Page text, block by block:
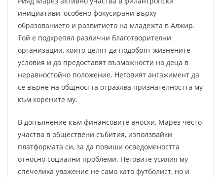
инициативи, особено фокусирани върху
образованието и развитието на младежта в Алжир.
Той е подкрепял различни благотворителни
организации, които целят да подобрят жизнените
условия и да предоставят възможности на деца в
неравностойно положение. Неговият ангажимент да
се върне на общността отразява признателността му
към корените му.
В допълнение към финансовите вноски, Марез често
участва в обществени събития, използвайки
платформата си, за да повиши осведомеността
относно социални проблеми. Неговите усилия му
спечелиха уважение не само като футболист, но и